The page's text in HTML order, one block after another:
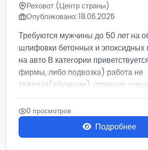
Реховот (Центр страны)
Опубликовано: 18.06.2026
Требуются мужчины до 50 лет на
шлифовки бетонных и эпоксидных
на авто В категории
фирмы, либо подвозка) работа не
тяжелая(обучение) утренние смены
0 просмотров
Подробнее